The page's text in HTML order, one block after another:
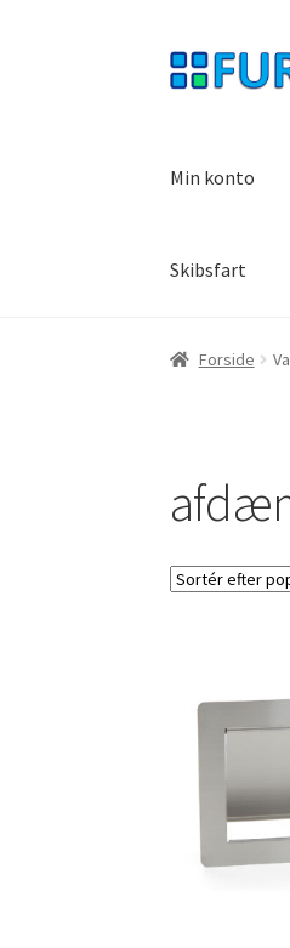
Spring
til
Spring
til
Min konto
Skibsfart
Forside